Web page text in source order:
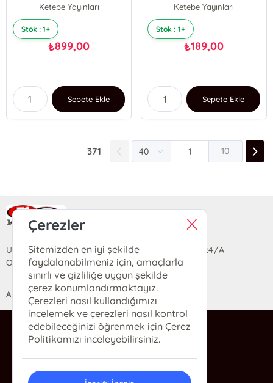
Ketebe Yayınları
Stok : 1+
₺899,00
Sepete Ekle
Ketebe Yayınları
Stok : 1+
₺189,00
Sepete Ekle
371 10
Ra Yayın Kitabevi
Uzun Sokak Saray Çarşısı Lara Sineması Girişi No:4/A
Ortahisar/TRABZON
ANASAYFA YARDIM İLETİŞİM
ra@rakitap.com
0(462) 326 49 71
Çerezler
Sitemizden en iyi şekilde
faydalanabilmeniz için, amaçlarla
sınırlı ve gizliliğe uygun şekilde
çerez konumlandırmaktayız.
Çerezleri nasıl kullandığımızı
incelemek ve çerezleri nasıl kontrol
edebileceğinizi öğrenmek için Çerez
Politikamızı inceleyebilirsiniz.